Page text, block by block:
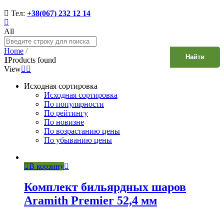
Тел: +38(067) 232 12 14
All
Найти
Home /
1Products found
View
Исходная сортировка
Исходная сортировка
По популярности
По рейтингу
По новизне
По возрастанию цены
По убыванию цены
В корзину
Комплект бильярдных шаров
Aramith Premier 52,4 мм